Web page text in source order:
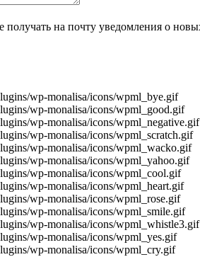
получать на почту уведомления о